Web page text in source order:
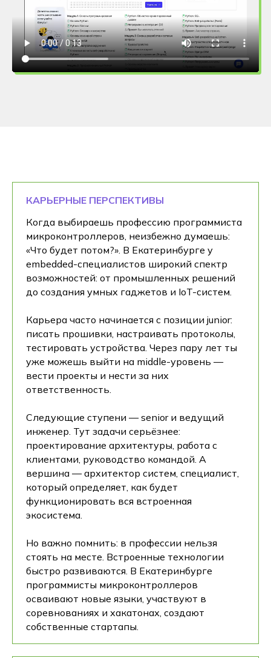
КАРЬЕРНЫЕ ПЕРСПЕКТИВЫ
Когда выбираешь профессию программиста
микроконтроллеров, неизбежно думаешь:
«Что будет потом?». В Екатеринбурге у
embedded-специалистов широкий спектр
возможностей: от промышленных решений
до создания умных гаджетов и IoT-систем.
Карьера часто начинается с позиции junior:
писать прошивки, настраивать протоколы,
тестировать устройства. Через пару лет ты
уже можешь выйти на middle-уровень —
вести проекты и нести за них
ответственность.
Следующие ступени — senior и ведущий
инженер. Тут задачи серьёзнее:
проектирование архитектуры, работа с
клиентами, руководство командой. А
вершина — архитектор систем, специалист,
который определяет, как будет
функционировать вся встроенная
экосистема.
Но важно помнить: в профессии нельзя
стоять на месте. Встроенные технологии
быстро развиваются. В Екатеринбурге
программисты микроконтроллеров
осваивают новые языки, участвуют в
соревнованиях и хакатонах, создают
собственные стартапы.